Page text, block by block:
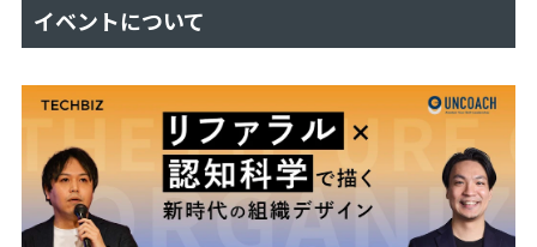
REPORT
成
長
の
ヒ
ン
ト
イベントについて